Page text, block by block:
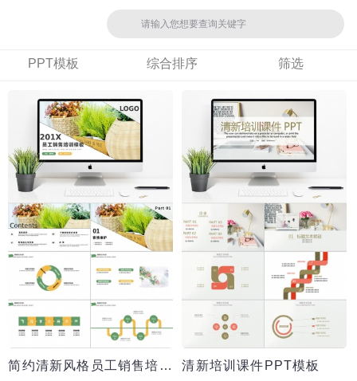
PPT模板 综合排序 筛选
简约清新风格员工销售培训PPT模板 清新培训课件PPT模板